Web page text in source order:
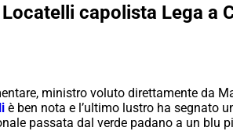
capolista Lega a
ministro voluto direttamente da
è ben nota e l’ultimo lustro ha segnato
passata dal verde padano a un blu